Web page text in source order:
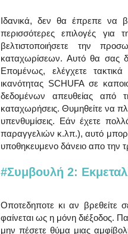
Ιδανικά, δεν θα έπρεπε να
περισσότερες επιλογές
βελτιστοποιήσετε την
καταχωρίσεων. Αυτό θα σας
Επομένως, ελέγχετε
ικανότητας SCHUFA σε
δεδομένων απευθείας από
καταχωρήσεις. Θυμηθείτε να
υπενθυμίσεις. Εάν έχετε
παραγγελιών κ.λπ.), αυτό
υποθηκευμενο δάνειο απο την
#Συμβουλή 2:
Οποτεδηποτε κι αν βρεθείτε
φαίνεται ως η μόνη διέξοδος.
μην πέσετε θύμα μιας